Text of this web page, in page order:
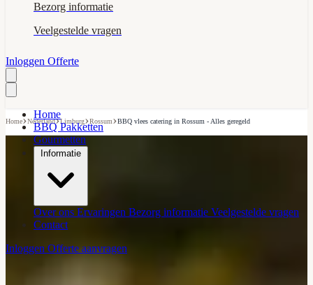
Bezorg informatie
Veelgestelde vragen
Inloggen Offerte
Home
BBQ Pakketten
Gourmetten
Informatie
Over ons Ervaringen Bezorg informatie Veelgestelde vragen
Contact
Inloggen Offerte aanvragen
Home›Nederland›Limburg›Rossum›BBQ vlees catering in Rossum - Alles geregeld